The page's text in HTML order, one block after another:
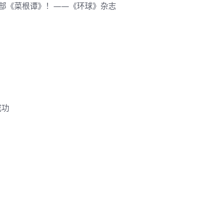
《菜根谭》！——《环球》杂志